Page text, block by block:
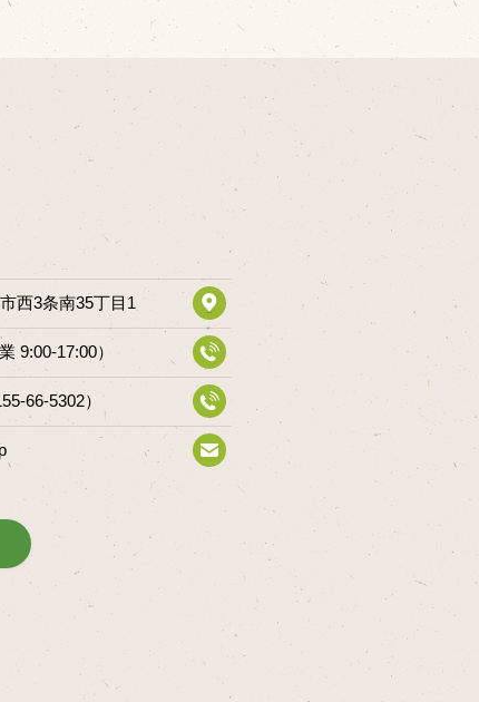
西3条南35丁目1
9:00-17:00）
66-5302）